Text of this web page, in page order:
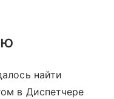
найти
в Диспетчере